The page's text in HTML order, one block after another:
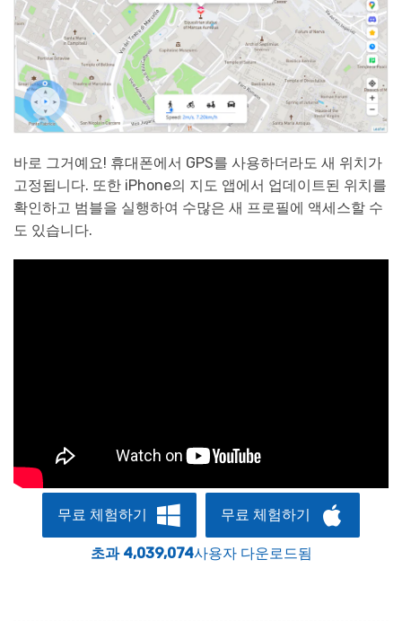
바로 그거예요! 휴대폰에서 GPS를 사용하더라도 새 위치가
고정됩니다. 또한 iPhone의 지도 앱에서 업데이트된 위치를
확인하고 범블을 실행하여 수많은 새 프로필에 액세스할 수
도 있습니다.
무료 체험하기 무료 체험하기
초과 4,039,074사용자 다운로드됨